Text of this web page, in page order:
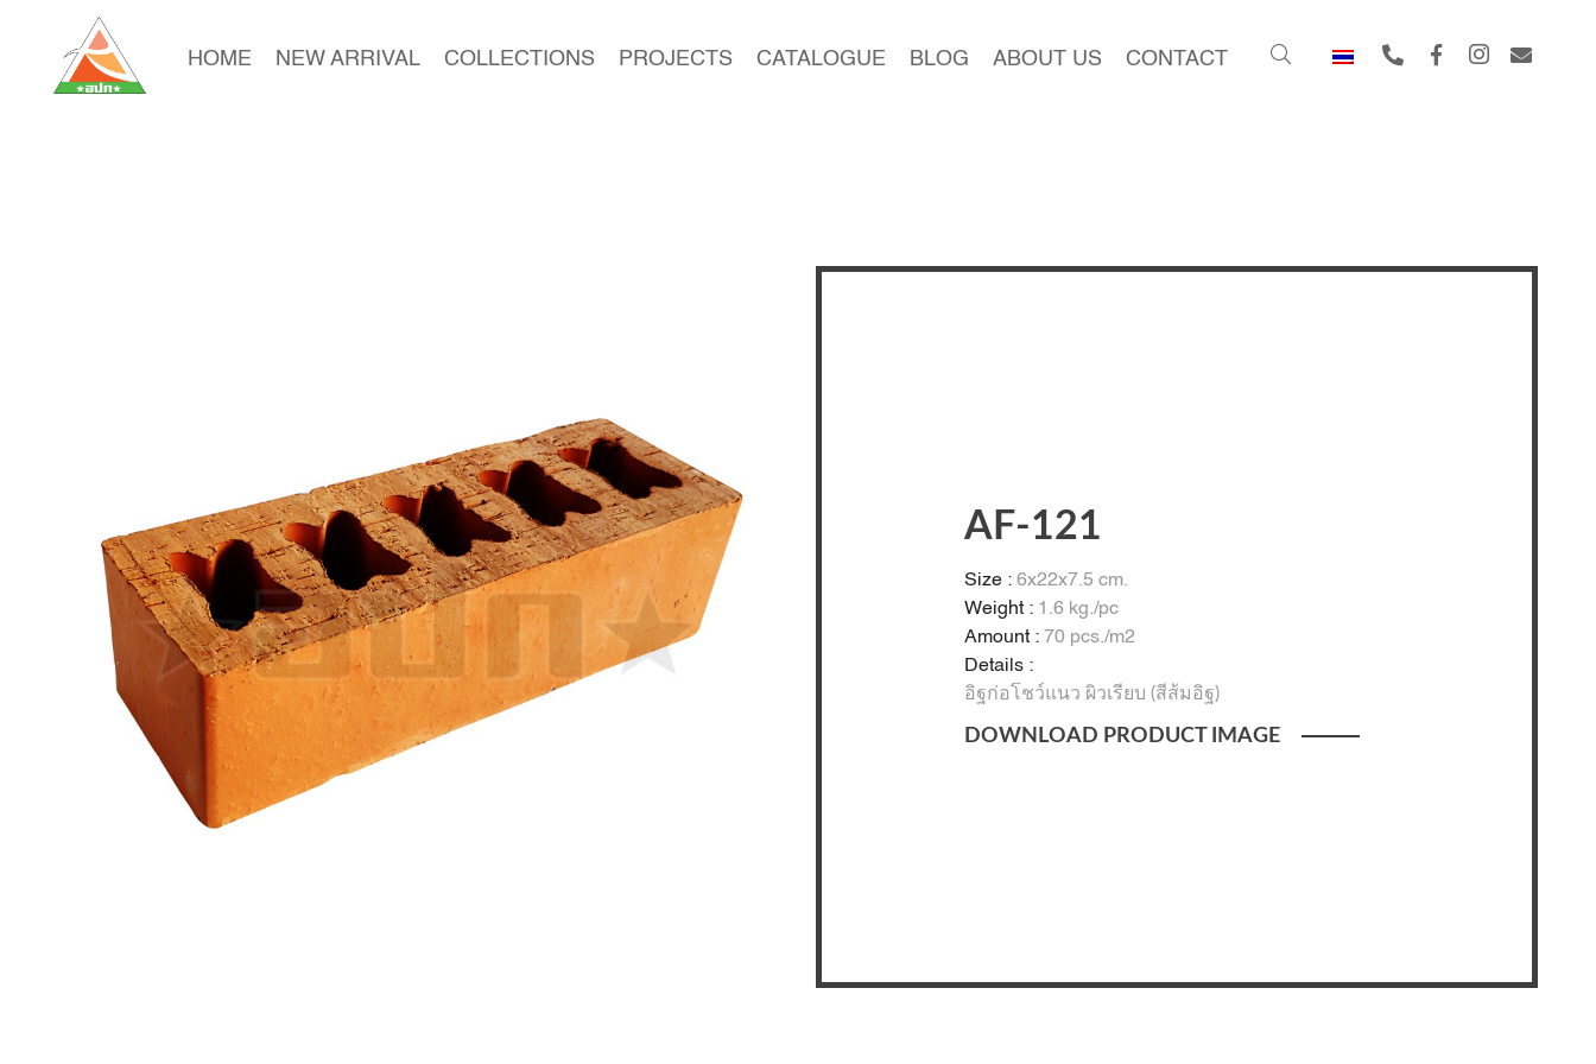
HOME NEW ARRIVAL COLLECTIONS PROJECTS CATALOGUE BLOG ABOUT US CONTACT
AF-121
Size :6x22x7.5 cm.
Weight :1.6 kg./pc
Amount :70 pcs./m2
Details :
อิฐก่อโชว์แนว ผิวเรียบ (สีส้มอิฐ)
DOWNLOAD PRODUCT IMAGE